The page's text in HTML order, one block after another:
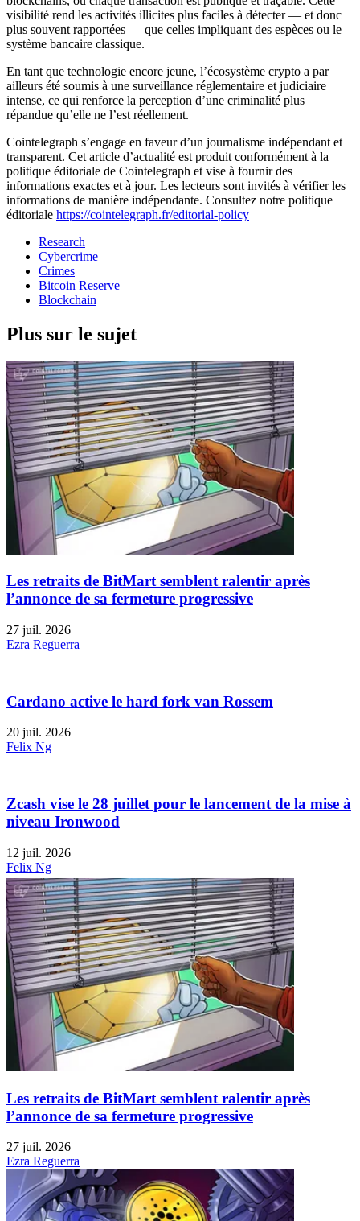
visibilité rend les activités illicites plus faciles à détecter — et donc
plus souvent rapportées — que celles impliquant des espèces ou le
système bancaire classique.
En tant que technologie encore jeune, l’écosystème crypto a par
ailleurs été soumis à une surveillance réglementaire et judiciaire
intense, ce qui renforce la perception d’une criminalité plus
répandue qu’elle ne l’est réellement.
Cointelegraph s’engage en faveur d’un journalisme indépendant et
transparent. Cet article d’actualité est produit conformément à la
politique éditoriale de Cointelegraph et vise à fournir des
informations exactes et à jour. Les lecteurs sont invités à vérifier les
informations de manière indépendante. Consultez notre politique
éditoriale https://cointelegraph.fr/editorial-policy
Research
Cybercrime
Crimes
Bitcoin Reserve
Blockchain
Plus sur le sujet
Les retraits de BitMart semblent ralentir après
l’annonce de sa fermeture progressive
27 juil. 2026
Ezra Reguerra
Cardano active le hard fork van Rossem
20 juil. 2026
Felix Ng
Zcash vise le 28 juillet pour le lancement de la mise à
niveau Ironwood
12 juil. 2026
Felix Ng
Les retraits de BitMart semblent ralentir après
l’annonce de sa fermeture progressive
27 juil. 2026
Ezra Reguerra